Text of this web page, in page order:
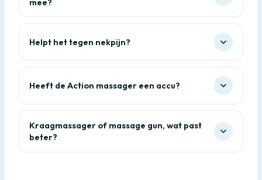
Helpt het tegen nekpijn?
Heeft de Action massager een accu?
Kraagmassager of massage gun, wat past
beter?